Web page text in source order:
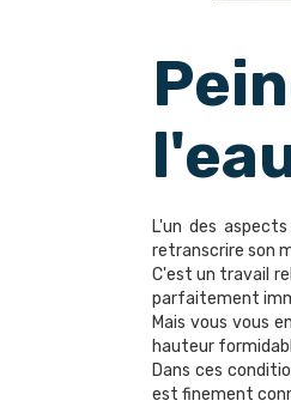
L'un des
retranscrire son
C'est un travail
parfaitement
Mais vous vous
hauteur
Dans ces
est finement